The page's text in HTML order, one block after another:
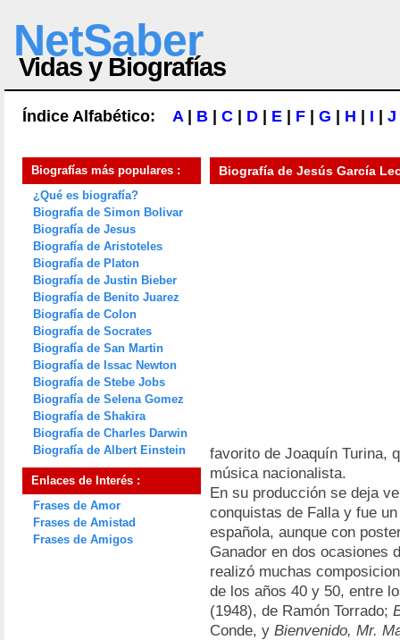
NetSaber
Vidas y Biografías
Índice Alfabético: A| B C D E F G H I J
Biografías más populares :
¿Qué es biografía?
Biografía de Simon Bolivar
Biografía de Jesus
Biografía de Aristoteles
Biografía de Platon
Biografía de Justin Bieber
Biografía de Benito Juarez
Biografía de Colon
Biografía de Socrates
Biografía de San Martin
Biografía de Issac Newton
Biografía de Stebe Jobs
Biografía de Selena Gomez
Biografía de Shakira
Biografía de Charles Darwin
Biografía de Albert Einstein
Enlaces de Interés :
Frases de Amor
Frases de Amistad
Frases de Amigos
Biografía de Jesús García
favorito de Joaquín Turina,
música nacionalista.
En su producción se deja
conquistas de Falla y fue
española, aunque con
Ganador en dos ocasiones
realizó muchas
de los años 40 y 50, entre
(1948), de Ramón Torrado;
Conde, y Bienvenido, Mr.